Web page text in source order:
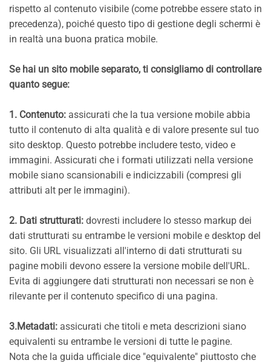
rispetto al contenuto visibile (come potrebbe essere stato in
precedenza), poiché questo tipo di gestione degli schermi è
in realtà una buona pratica mobile.
Se hai un sito mobile separato, ti consigliamo di controllare
quanto segue:
1. Contenuto: assicurati che la tua versione mobile abbia
tutto il contenuto di alta qualità e di valore presente sul tuo
sito desktop. Questo potrebbe includere testo, video e
immagini. Assicurati che i formati utilizzati nella versione
mobile siano scansionabili e indicizzabili (compresi gli
attributi alt per le immagini).
2. Dati strutturati: dovresti includere lo stesso markup dei
dati strutturati su entrambe le versioni mobile e desktop del
sito. Gli URL visualizzati all'interno di dati strutturati su
pagine mobili devono essere la versione mobile dell'URL.
Evita di aggiungere dati strutturati non necessari se non è
rilevante per il contenuto specifico di una pagina.
3.Metadati: assicurati che titoli e meta descrizioni siano
equivalenti su entrambe le versioni di tutte le pagine.
Nota che la guida ufficiale dice "equivalente" piuttosto che